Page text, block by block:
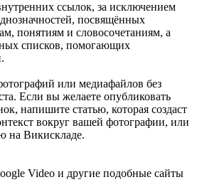
ссылок, за исключением
посвящённых
понятиям и словосочетаниям, а
списков, помогающих
или медиафайлов без
Если вы желаете опубликовать
напишите статью, которая создаст
вокруг вашей фотографии, или
на Викискладе.
Video и другие подобные сайты